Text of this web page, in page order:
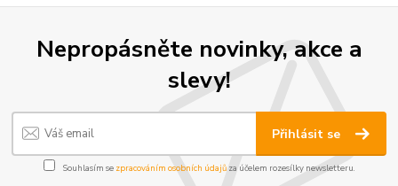
Nepropásněte novinky, akce a
slevy!
Přihlásit se
Souhlasím se zpracováním osobních údajůza účelem rozesílky newsletteru.